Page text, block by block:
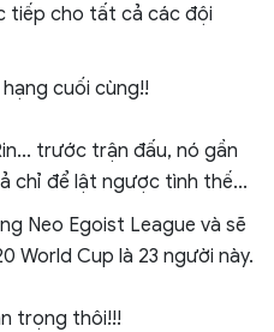
tiếp cho tất cả các đội
cuối cùng!!
trước trận đấu, nó gần
chỉ để lật ngược tình thế...
Neo Egoist League và sẽ
World Cup là 23 người này.
trọng thôi!!!